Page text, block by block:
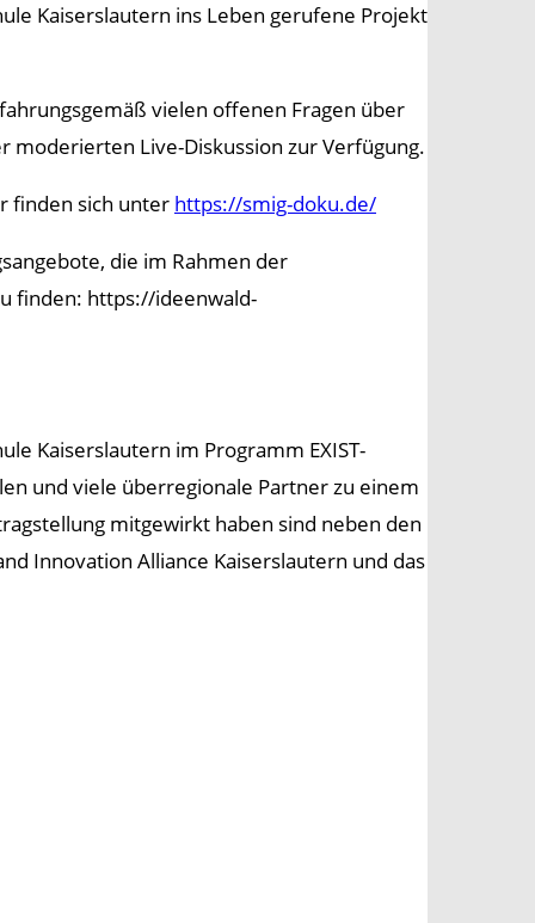
Kaiserslautern ins Leben gerufene Projekt
vielen offenen Fragen über
moderierten Live-Diskussion zur Verfügung.
finden sich unter https://smig-doku.de/
die im Rahmen der
finden: https://ideenwald-
Kaiserslautern im Programm EXIST-
und viele überregionale Partner zu einem
mitgewirkt haben sind neben den
Innovation Alliance Kaiserslautern und das